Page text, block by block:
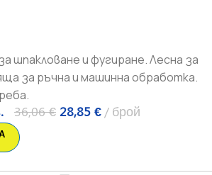
шпакловане и фугиране. Лесна за
за ръчна и машинна обработка.
36,06€ 28,85 € брой